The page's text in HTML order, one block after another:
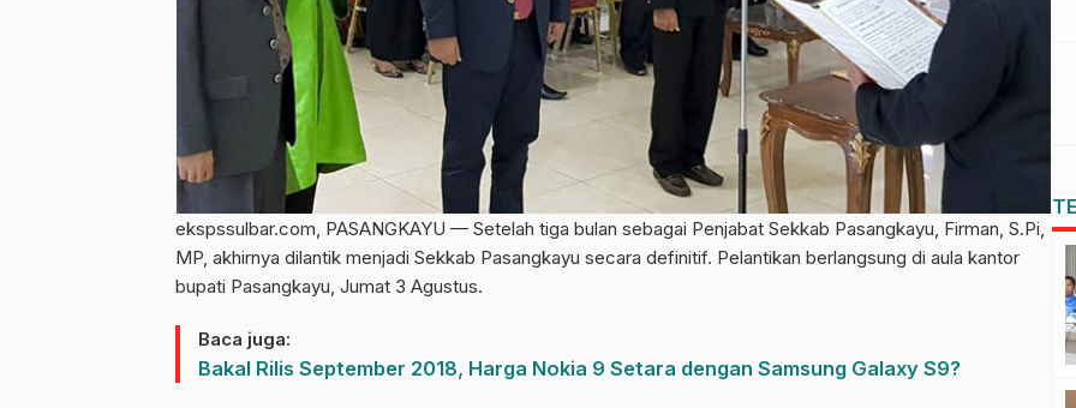
ekspssulbar.com, PASANGKAYU — Setelah tiga bulan sebagai Penjabat Sekkab Pasangkayu, Firman, S.Pi,
MP, akhirnya dilantik menjadi Sekkab Pasangkayu secara definitif. Pelantikan berlangsung di aula kantor
bupati Pasangkayu, Jumat 3 Agustus.
Baca juga:
Bakal Rilis September 2018, Harga Nokia 9 Setara dengan Samsung Galaxy S9?